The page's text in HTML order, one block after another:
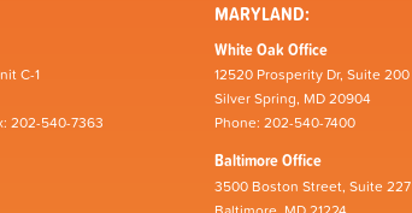
C-1
202-540-7363
MARYLAND:
White Oak Office
12520 Prosperity Dr, Suite 200
Silver Spring, MD 20904
Phone: 202-540-7400
Baltimore Office
3500 Boston Street, Suite 227